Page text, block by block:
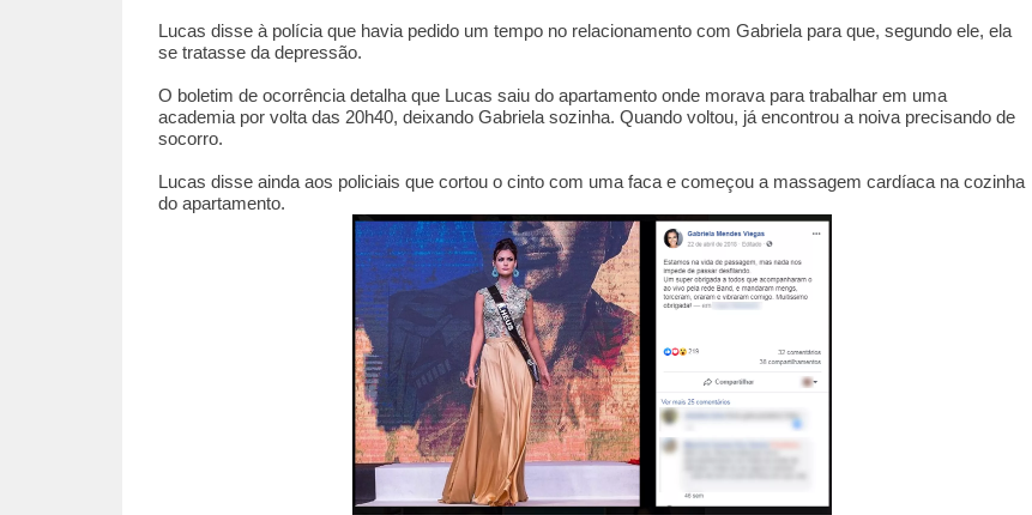
Lucas disse à polícia que havia pedido um tempo no relacionamento com Gabriela para que, segundo ele, ela
se tratasse da depressão.
O boletim de ocorrência detalha que Lucas saiu do apartamento onde morava para trabalhar em uma
academia por volta das 20h40, deixando Gabriela sozinha. Quando voltou, já encontrou a noiva precisando de
socorro.
Lucas disse ainda aos policiais que cortou o cinto com uma faca e começou a massagem cardíaca na cozinha
do apartamento.